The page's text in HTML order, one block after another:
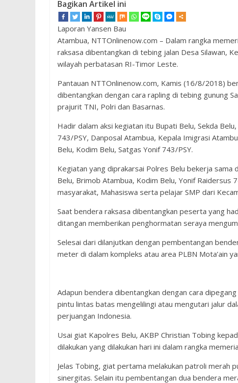
Bagikan Artikel ini
Laporan Yansen Bau
Atambua, NTTOnlinenow.com – Dalam rangka
raksasa dibentangkan di tebing jalan Desa Silawan,
wilayah perbatasan RI-Timor Leste.
Pantauan NTTOnlinenow.com, Kamis (16/8/2018)
dibentangkan dengan cara rapling di tebing gunung
prajurit TNI, Polri dan Basarnas.
Hadir dalam aksi kegiatan itu Bupati Belu, Sekda
743/PSY, Danposal Atambua, Kepala Imigrasi
Belu, Kodim Belu, Satgas Yonif 743/PSY.
Kegiatan yang diprakarsai Polres Belu bekerja
Belu, Brimob Atambua, Kodim Belu, Yonif Raidersus
masyarakat, Mahasiswa serta pelajar SMP dari
Saat bendera raksasa dibentangkan peserta yang
ditangan memberikan penghormatan seraya
Selesai dari dilanjutkan dengan pembentangan
meter di dalam kompleks atau area PLBN Mota’ain
Adapun bendera dibentangkan dengan cara
pintu lintas batas mengelilingi atau mengutari jalur
perjuangan Indonesia.
Usai giat Kapolres Belu, AKBP Christian Tobing
dilakukan yang dilakukan hari ini dalam rangka
Jelas Tobing, giat pertama melakukan patroli merah
sinergitas. Selain itu pembentangan dua bendera